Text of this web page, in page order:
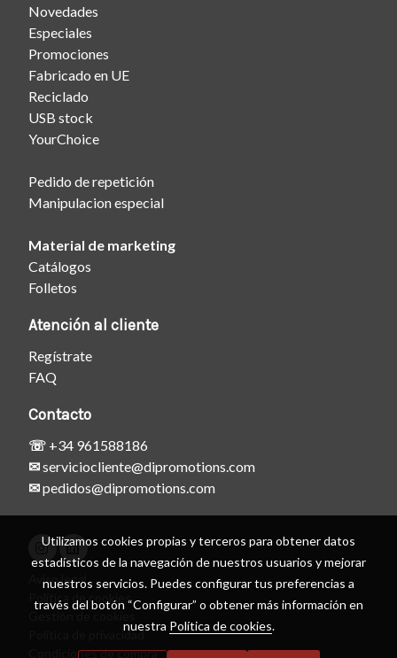
Novedades
Especiales
Promociones
Fabricado en UE
Reciclado
USB stock
YourChoice
Pedido de repetición
Manipulacion especial
Material de marketing
Catálogos
Folletos
Atención al cliente
Regístrate
FAQ
Contacto
☏ +34 961588186
✉serviciocliente@dipromotions.com
✉pedidos@dipromotions.com
Aviso legal
Política de cookies
Política de privacidad
Condiciones de compra
Utilizamos cookies propias y terceros para obtener datos
estadísticos de la navegación de nuestros usuarios y mejorar
nuestros servicios. Puedes configurar tus preferencias a
través del botón “Configurar” o obtener más información en
nuestra Política de cookies.